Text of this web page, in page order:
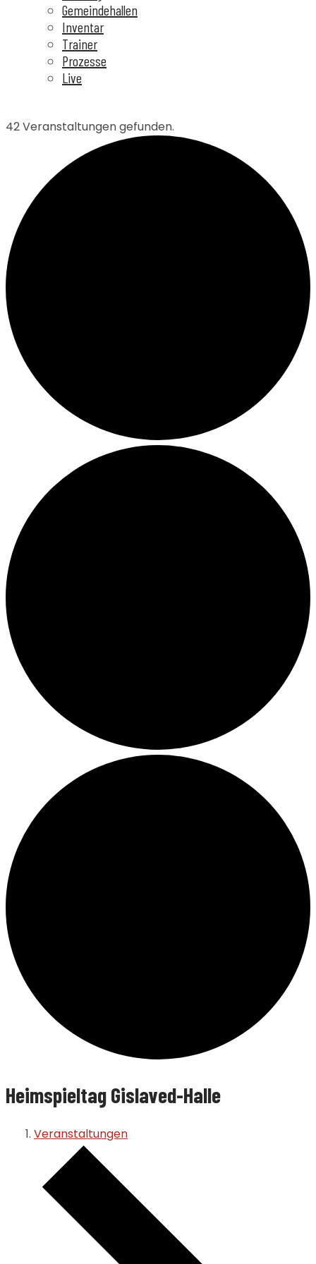
Gemeindehallen
Inventar
Trainer
Prozesse
Live
42 Veranstaltungen gefunden.
Heimspieltag Gislaved-Halle
Veranstaltungen